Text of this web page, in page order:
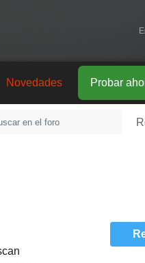
Probar
Novedades